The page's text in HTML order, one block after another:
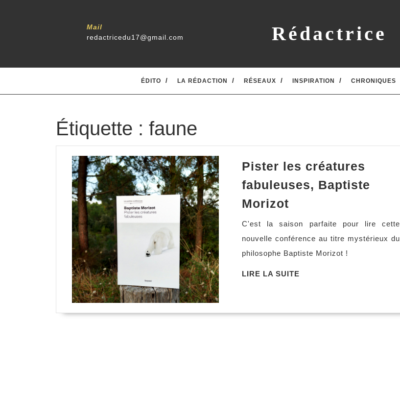
Mail
redactricedu17@gmail.com
Rédactrice
ÉDITO LA RÉDACTION RÉSEAUX INSPIRATION CHRONIQUES
Étiquette : faune
Pister les créatures
fabuleuses, Baptiste
Morizot
créatures
fabuleuses,
Baptiste
Morizot
C'est la saison parfaite pour lire cette
nouvelle conférence au titre mystérieux du
philosophe Baptiste Morizot !
LIRE LA SUITE